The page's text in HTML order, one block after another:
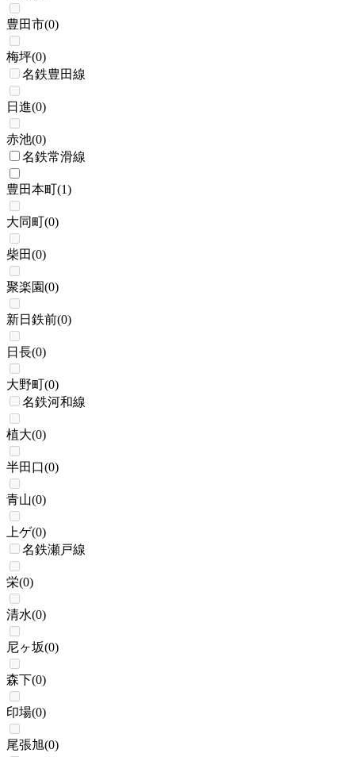
豊田市(0)
梅坪(0)
名鉄豊田線
日進(0)
赤池(0)
名鉄常滑線
豊田本町(1)
大同町(0)
柴田(0)
聚楽園(0)
新日鉄前(0)
日長(0)
大野町(0)
名鉄河和線
植大(0)
半田口(0)
青山(0)
上ゲ(0)
名鉄瀬戸線
栄(0)
清水(0)
尼ヶ坂(0)
森下(0)
印場(0)
尾張旭(0)